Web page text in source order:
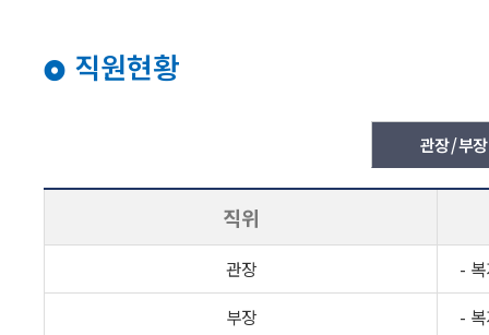
직원현황
관장 / 부장
직위
관장
-
부장
-